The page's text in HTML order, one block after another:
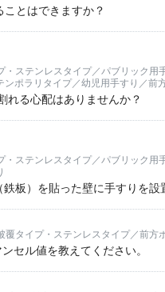
とはできますか？
・ステンレスタイプ／パブリック
ポラリタイプ／幼児用手すり／
れる心配はありませんか？
・ステンレスタイプ／パブリック
板）を貼った壁に手すりを設
覆タイプ・ステンレスタイプ／前
セル値を教えてください。